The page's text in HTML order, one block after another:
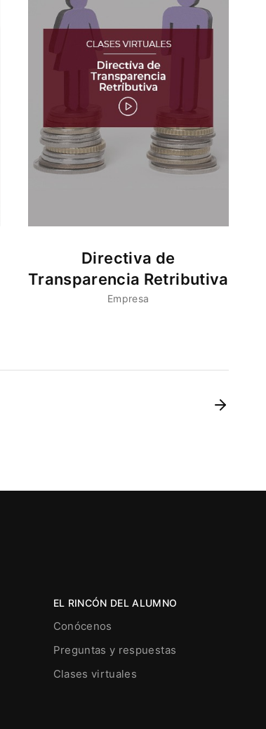
Directiva de
Transparencia Retributiva
Empresa
EL RINCÓN DEL ALUMNO
Conócenos
Preguntas y respuestas
Clases virtuales